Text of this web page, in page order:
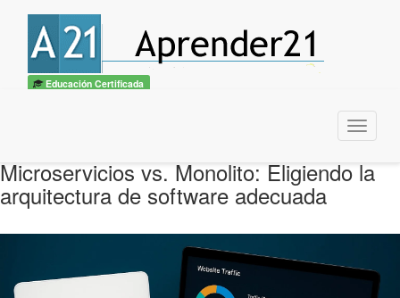
Educación Certificada
Menu
Microservicios vs. Monolito: Eligiendo la
arquitectura de software adecuada